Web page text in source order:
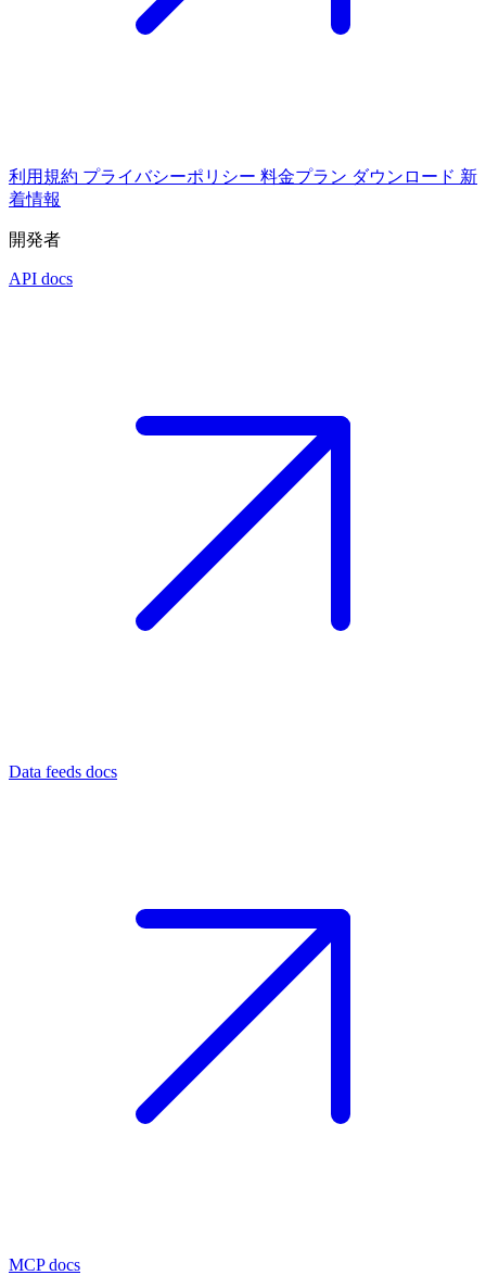
利用規約 プライバシーポリシー 料金プラン ダウンロード 新
着情報
開発者
API docs
Data feeds docs
MCP docs